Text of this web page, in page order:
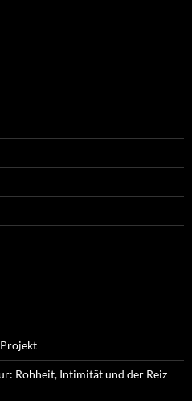
Rohheit, Intimität und der Reiz